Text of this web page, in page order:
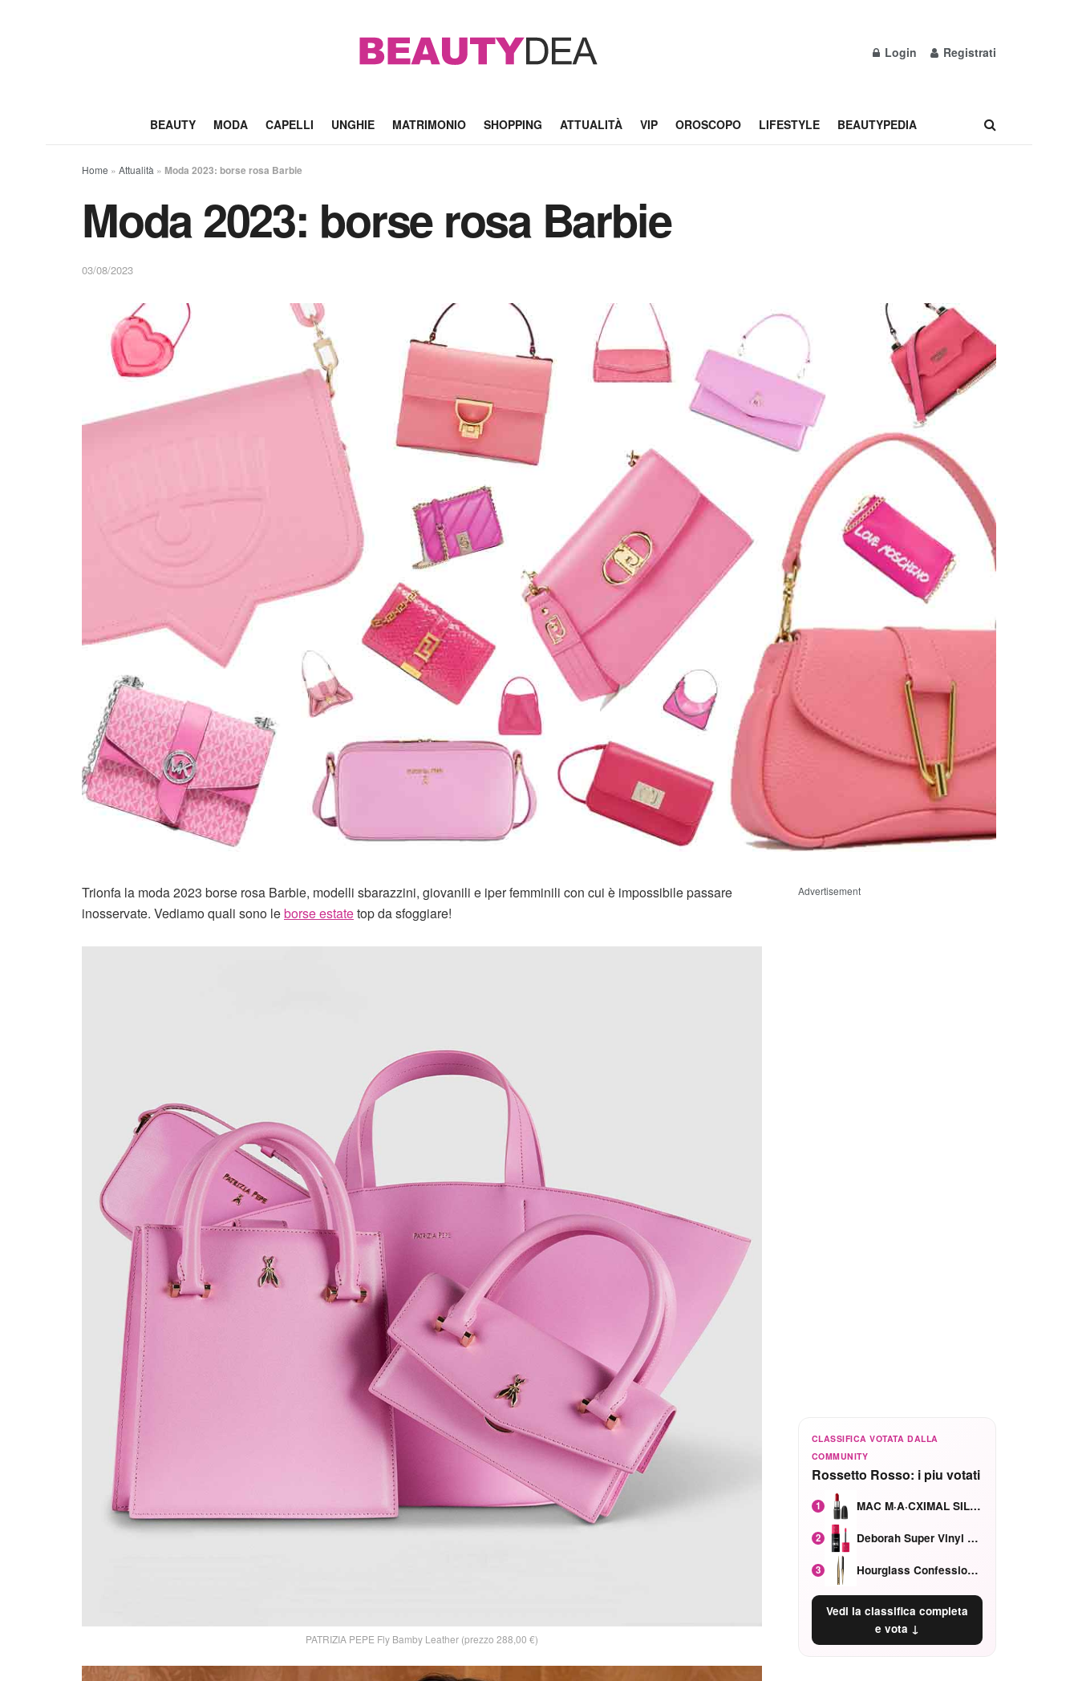
Login Registrati
BEAUTY MODA CAPELLI UNGHIE MATRIMONIO SHOPPING ATTUALITÀ VIP OROSCOPO LIFESTYLE BEAUTYPEDIA
Home » Attualità » Moda 2023: borse rosa Barbie
Moda 2023: borse rosa Barbie
03/08/2023
Trionfa la moda 2023 borse rosa Barbie, modelli sbarazzini, giovanili e iper femminili con cui è impossibile passare
inosservate. Vediamo quali sono leborse estatetop da sfoggiare!
PATRIZIA PEPE Fly Bamby Leather (prezzo 288,00 €)
Advertisement
CLASSIFICA VOTATA DALLA
COMMUNITY
Rossetto Rosso: i piu votati
1 MAC M·A·CXIMAL SILKY MATTE Red Rock mat
2 Deborah Super Vinyl Shake Rosa Ciliegia
3 Hourglass Confession Ricaricabile Ultra Preciso Ad Alta Intensità Secretly Classic Red
Vedi la classifica completa
e vota ↓